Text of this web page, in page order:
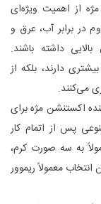
اهمیت ویژه‌ای
در برابر آب، عرق و
داشته باشند.
دارند، بلکه از
می‌کنند.
اکستنشن مژه برای
پس از اتمام کار
به سه صورت کرم،
معمولاً ریموور